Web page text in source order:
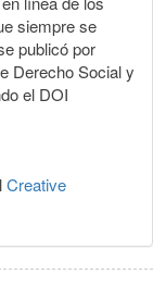
siempre se
publicó por
Derecho Social y
el DOI
Creative